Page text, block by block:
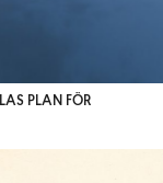
PLAN FÖR